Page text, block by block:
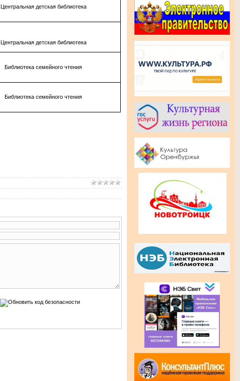
Центральная детская библиотека
Центральная детская библиотека
Библиотека семейного чтения
Библиотека семейного чтения